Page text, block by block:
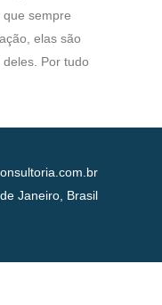
que sempre
elas são
Por tudo
Janeiro, Brasil